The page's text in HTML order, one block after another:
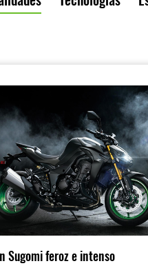
Sugomi feroz e intenso